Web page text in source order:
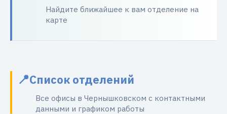
Найдите ближайшее к вам отделение на
карте
Список отделений
Все офисы в Чернышковском с контактными
данными и графиком работы